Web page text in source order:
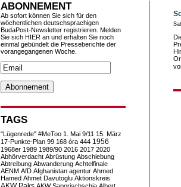
ABONNEMENT
Ab sofort können Sie sich für den
wöchentlichen deutschsprachigen
BudaPost-Newsletter registrieren. Melden
Sie sich HIER an und erhalten Sie noch
einmal gebündelt die Presseberichte der
vorangegangenen Woche.
TAGS
"Lügenrede" #MeToo 1. Mai 9/11 15. März
17-Punkte-Plan 99 168 óra 444 1956
1968er 1989 1989/90 2016 2017 2020
Abhörverdacht Abrüstung Abschiebung
Abtreibung Abwanderung Achtelfinale
AENM AfD Afghanistan agentur Ahmed
Hamed Ahmet Davutoglu Aktionskreis